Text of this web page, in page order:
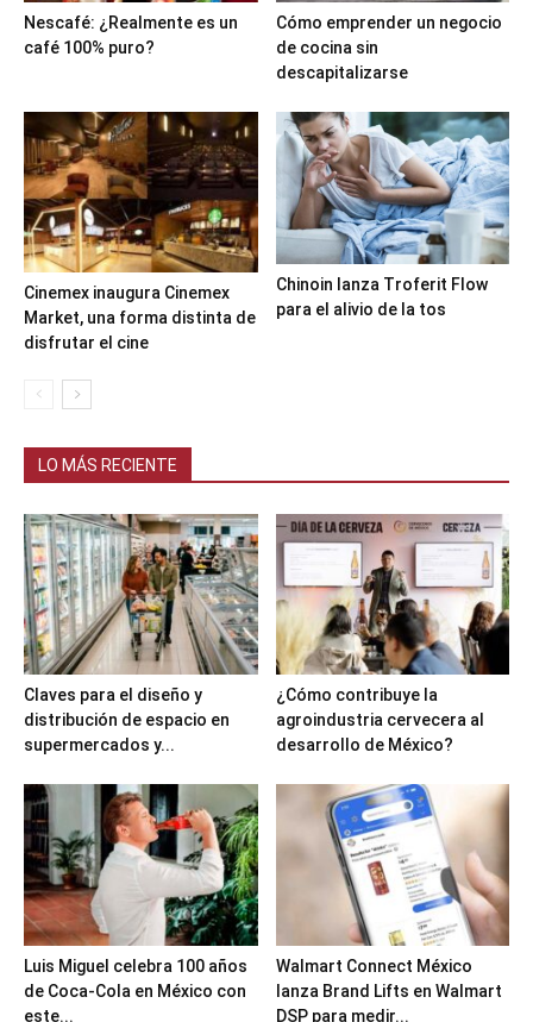
Nescafé: ¿Realmente es un
café 100% puro?
Cómo emprender un negocio
de cocina sin
descapitalizarse
Cinemex inaugura Cinemex
Market, una forma distinta de
disfrutar el cine
Chinoin lanza Troferit Flow
para el alivio de la tos
LO MÁS RECIENTE
Claves para el diseño y
distribución de espacio en
supermercados y...
¿Cómo contribuye la
agroindustria cervecera al
desarrollo de México?
Luis Miguel celebra 100 años
de Coca-Cola en México con
este...
Walmart Connect México
lanza Brand Lifts en Walmart
DSP para medir...